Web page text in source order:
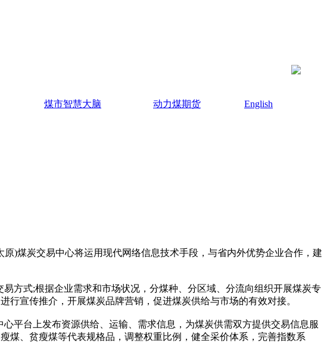
煤市智慧大脑 动力煤期货
English
)煤炭交易中心将运用现代网络信息技术手段，与省内外优势企业合作，建
方式;根据企业需求和市场状况，分煤种、分区域、分流向组织开展煤炭专
宣传推介，开展煤炭品牌营销，促进煤炭供给与市场的有效对接。
平台上发布资源供给、运输、需求信息，为煤炭供需双方提供交易信息服
煤、贫瘦煤等代表规格品，调整权重比例，健全采价体系，完善指数系